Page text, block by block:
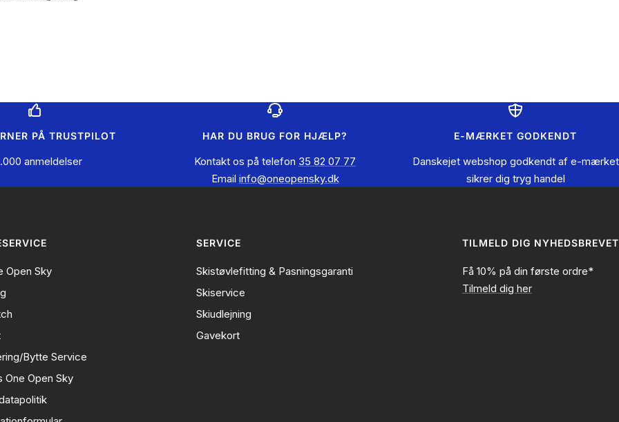
PÅ TRUSTPILOT
anmeldelser
HAR DU BRUG FOR HJÆLP?
Kontakt os på telefon 35 82 07 77
Email info@oneopensky.dk
E-MÆRKET GODKENDT
Danskejet webshop godkendt af e-mærket
sikrer dig tryg handel
Open Sky
Bytte Service
One Open Sky
SERVICE
Skistøvlefitting & Pasningsgaranti
Skiservice
Skiudlejning
Gavekort
TILMELD DIG NYHEDSBREVET
Få 10% på din første ordre*
Tilmeld dig her